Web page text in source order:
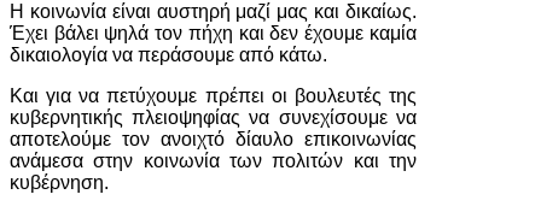
Η κοινωνία είναι αυστηρή μαζί μας και δικαίως.
Έχει βάλει ψηλά τον πήχη και δεν έχουμε καμία
δικαιολογία να περάσουμε από κάτω.
Και για να πετύχουμε πρέπει οι βουλευτές της
κυβερνητικής πλειοψηφίας να συνεχίσουμε να
αποτελούμε τον ανοιχτό δίαυλο επικοινωνίας
ανάμεσα στην κοινωνία των πολιτών και την
κυβέρνηση.